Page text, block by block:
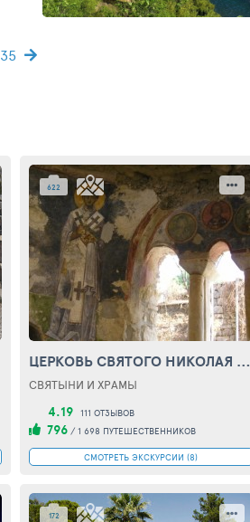
ANCIENT CITY OF DEMRE (MIRA))
622
ЦЕРКОВЬ СВЯТОГО НИКОЛАЯ ЧУДОТВОРЦА
СВЯТЫНИ И ХРАМЫ
4.19 111 ОТЗЫВОВ
796 / 1 698 ПУТЕШЕСТВЕННИКОВ
СМОТРЕТЬ ЭКСКУРСИИ (8)
172